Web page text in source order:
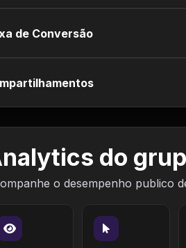
de Conversão
do
o desempenho publico